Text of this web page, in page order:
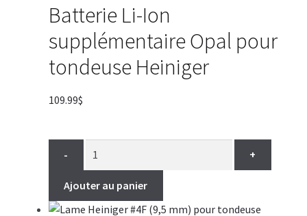
Batterie Li-Ion
supplémentaire Opal pour
tondeuse Heiniger
109.99$
- +
Ajouter au panier